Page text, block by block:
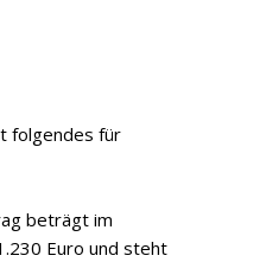
folgendes für
beträgt im
Euro und steht